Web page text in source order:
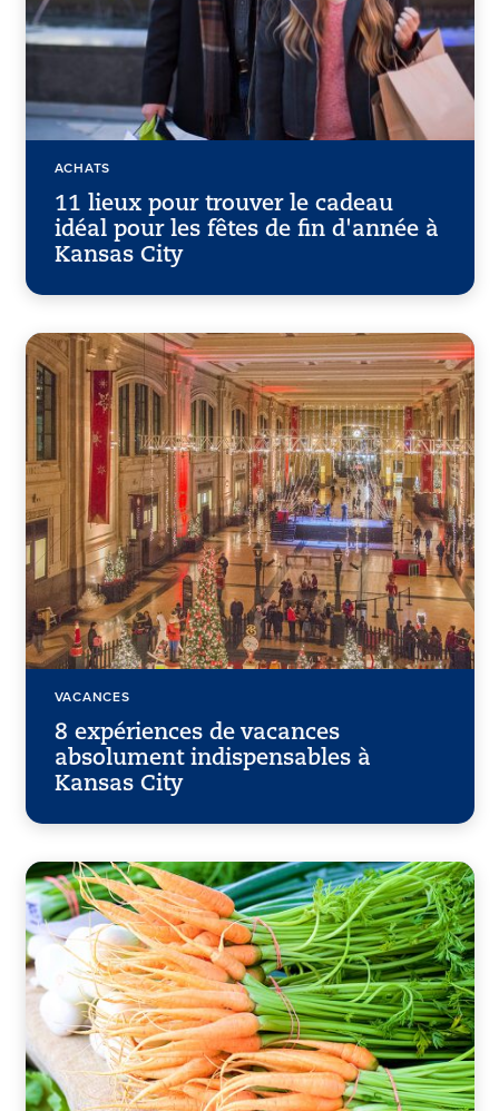
ACHATS
11 lieux pour trouver le cadeau
idéal pour les fêtes de fin d'année à
Kansas City
VACANCES
8 expériences de vacances
absolument indispensables à
Kansas City